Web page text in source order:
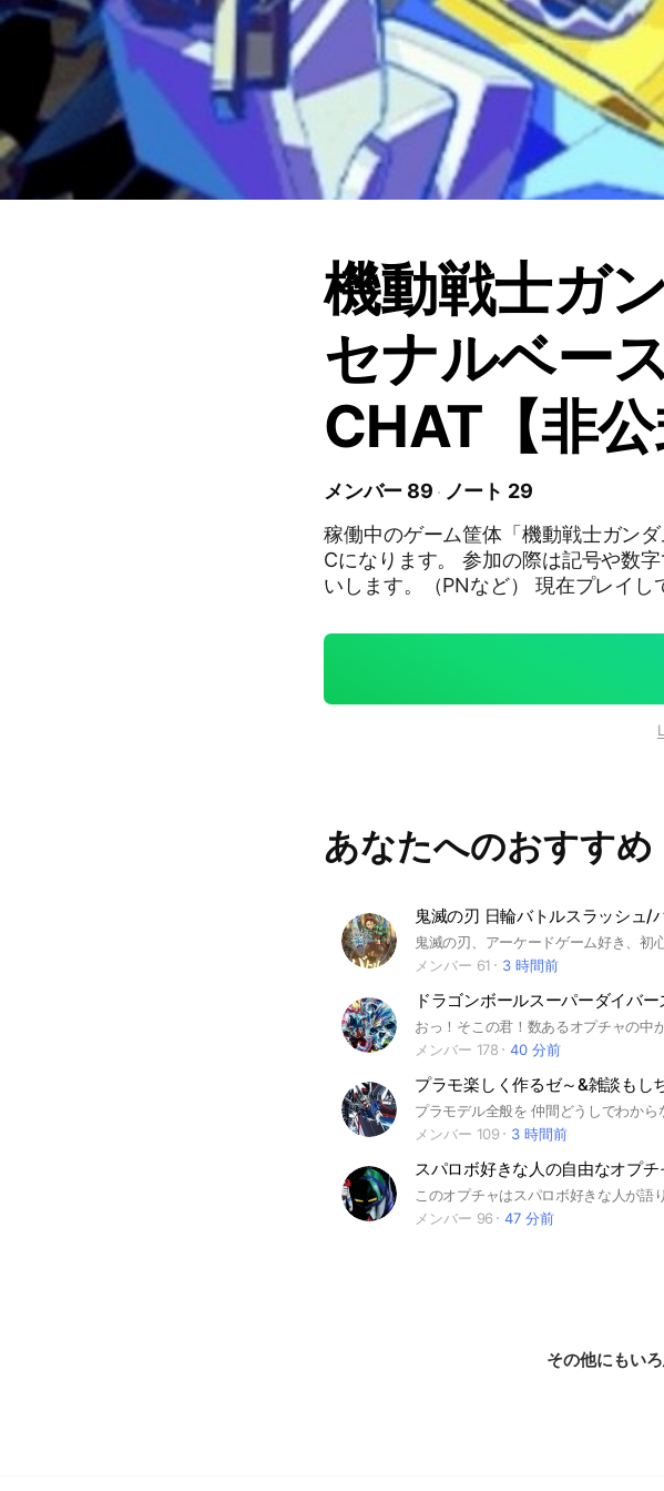
機動戦士ガ
セナルベー
CHAT【非公
メンバー 89
ノート 29
稼働中のゲーム筐体「機動戦士ガン
Cになります。 参加の際は記号や数
いします。（PNなど） 現在プレイしていらっしゃる皆様は勿論、 「今
る知識不要、ゲームの話だけでもの
あなたへのおすすめ
メンバー 61
3 時間前
メンバー 178
40 分前
メンバー 109
3 時間前
スパロボ好きな人の自由なオプチ
メンバー 96
47 分前
その他にもい